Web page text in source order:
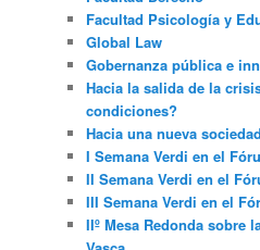
Facultad Psicología y
Global Law
Gobernanza pública e
Hacia la salida de la
condiciones?
Hacia una nueva
I Semana Verdi en el
II Semana Verdi en el
III Semana Verdi en el
IIº Mesa Redonda sobre